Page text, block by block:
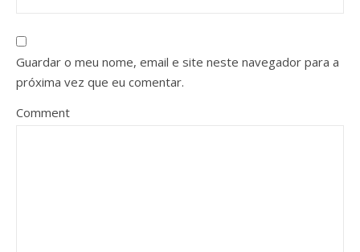
Guardar o meu nome, email e site neste navegador para a
próxima vez que eu comentar.
Comment